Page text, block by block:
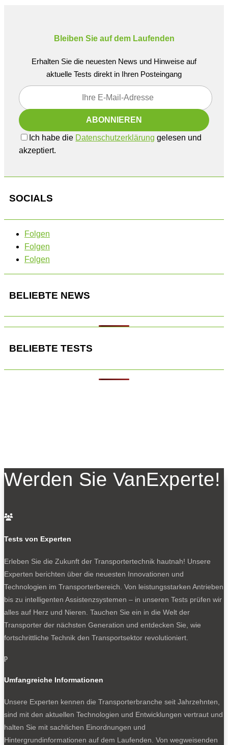
Bleiben Sie auf dem Laufenden
Erhalten Sie die neuesten News und Hinweise auf
aktuelle Tests direkt in Ihren Posteingang
Ich habe die Datenschutzerklärung gelesen und
akzeptiert.
SOCIALS
Folgen
Folgen
Folgen
BELIEBTE NEWS
BELIEBTE TESTS
Werden Sie VanExperte!

Tests von Experten
Erleben Sie die Zukunft der Transportertechnik hautnah! Unsere
Experten berichten über die neuesten Innovationen und
Technologien im Transporterbereich. Von leistungsstarken Antrieben
bis zu intelligenten Assistenzsystemen – in unseren Tests prüfen wir
alles auf Herz und Nieren. Tauchen Sie ein in die Welt der
Transporter der nächsten Generation und entdecken Sie, wie
fortschrittliche Technik den Transportsektor revolutioniert.
p
Umfangreiche Informationen
Unsere Experten kennen die Transporterbranche seit Jahrzehnten,
sind mit den aktuellen Technologien und Entwicklungen vertraut und
halten Sie mit sachlichen Einordnungen und
Hintergrundinformationen auf dem Laufenden. Von wegweisenden